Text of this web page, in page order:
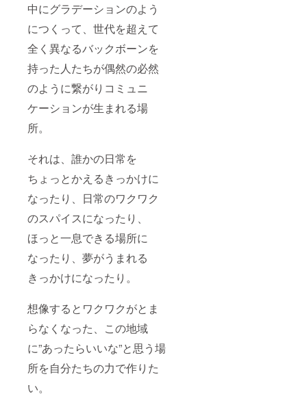
中にグラデーションのよう
につくって、世代を超えて
全く異なるバックボーンを
持った人たちが偶然の必然
のように繋がりコミュニ
ケーションが生まれる場
所。
それは、誰かの日常を
ちょっとかえるきっかけに
なったり、日常のワクワク
のスパイスになったり、
ほっと一息できる場所に
なったり、夢がうまれる
きっかけになったり。
想像するとワクワクがとま
らなくなった、この地域
に”あったらいいな”と思う場
所を自分たちの力で作りた
い。